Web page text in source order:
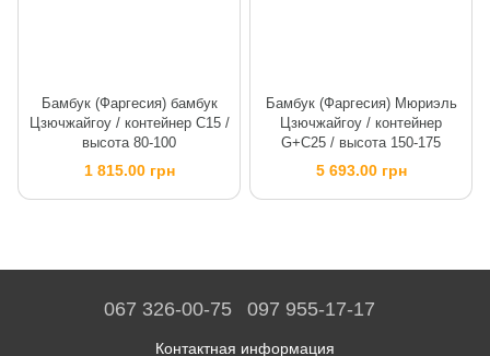
Бамбук (Фаргесия) бамбук
Цзючжайгоу / контейнер C15 /
высота 80-100
1 815.00 грн
Бамбук (Фаргесия) Мюриэль
Цзючжайгоу / контейнер
G+C25 / высота 150-175
5 693.00 грн
067 326-00-75 097 955-17-17
Контактная информация